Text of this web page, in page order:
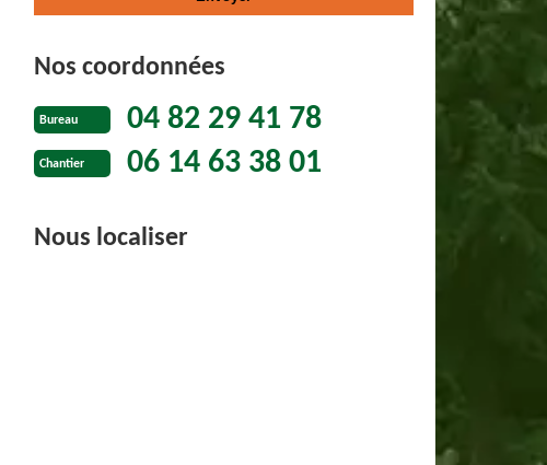
Nos coordonnées
Bureau 04 82 29 41 78
Chantier 06 14 63 38 01
Nous localiser